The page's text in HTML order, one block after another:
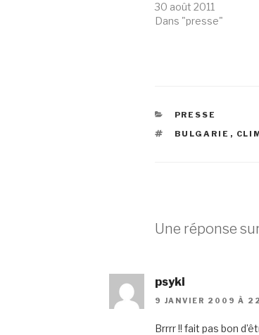
30 août 2011
Dans "presse"
CATÉGORIES
PRESSE
ÉTIQUETTES
BULGARIE ,
Une réponse
psyki
9 JANVIER 2009 À
Brrrr !! fait pas bon